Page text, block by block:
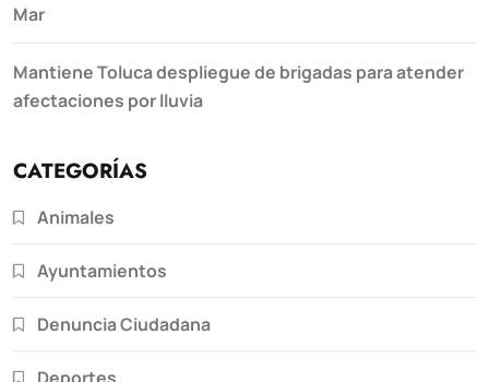
Mar
Mantiene Toluca despliegue de brigadas para atender
afectaciones por lluvia
CATEGORÍAS
Animales
Ayuntamientos
Denuncia Ciudadana
Deportes